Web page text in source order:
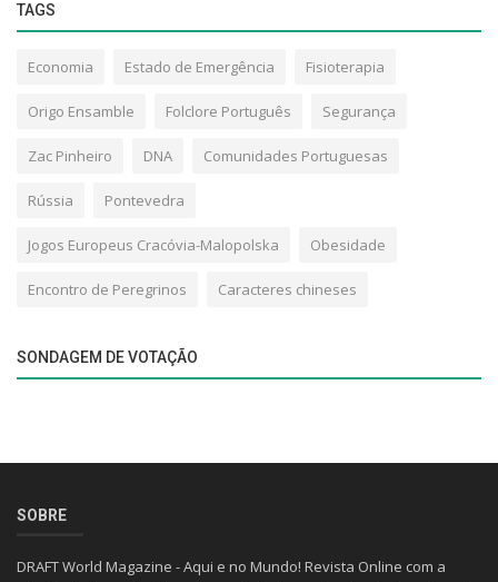
TAGS
Economia Estado de Emergência Fisioterapia
Origo Ensamble Folclore Português Segurança
Zac Pinheiro DNA Comunidades Portuguesas
Rússia Pontevedra
Jogos Europeus Cracóvia-Malopolska Obesidade
Encontro de Peregrinos Caracteres chineses
SONDAGEM DE VOTAÇÃO
SOBRE
DRAFT World Magazine - Aqui e no Mundo! Revista Online com a